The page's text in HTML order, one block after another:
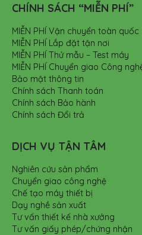
CHÍNH SÁCH “MIỄN PHÍ”
MIỄN PHÍ Vận chuyển toàn quốc
MIỄN PHÍ Lắp đặt tận nơi
MIỄN PHÍ Thử mẫu – Test máy
MIỄN PHÍ Chuyển giao Công
Bảo mật thông tin
Chính sách Thanh toán
Chính sách Bảo hành
Chính sách Đổi trả
DỊCH VỤ TẬN TÂM
Nghiên cứu sản phẩm
Chuyển giao công nghệ
Chế tạo máy thiết bị
Dạy nghề sản xuất
Tư vấn thiết kế nhà xưởng
Tư vấn giấy phép/chứng nhận